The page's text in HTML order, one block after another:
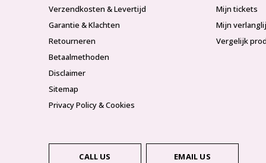
Verzendkosten & Levertijd
Garantie & Klachten
Retourneren
Betaalmethoden
Disclaimer
Sitemap
Privacy Policy & Cookies
Mijn tickets
Mijn
Vergelijk
CALL US EMAIL US